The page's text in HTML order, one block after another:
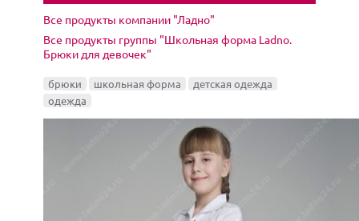
Все продукты компании "Ладно"
Все продукты группы "Школьная форма Ladno.
Брюки для девочек"
брюки школьная форма
детская одежда
одежда